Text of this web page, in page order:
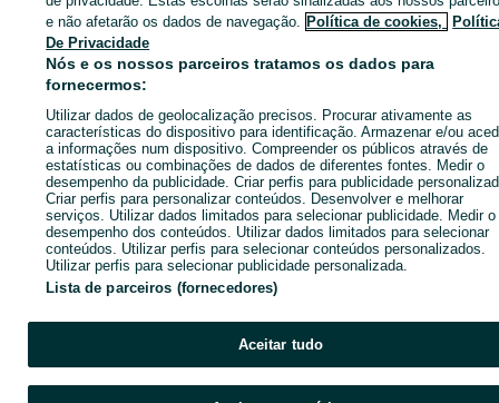
Entrar ou criar conta
Ligar / SMS Enviar mensagem
e não afetarão os dados de navegação. Política de cookies,
De Privacidade
Nós e os nossos parceiros tratamos os dados para
fornecermos:
Utilizar dados de geolocalização precisos. Procurar ativamente as
características do dispositivo para identificação. Armazenar e/ou
a informações num dispositivo. Compreender os públicos através de
estatísticas ou combinações de dados de diferentes fontes. Medir o
desempenho da publicidade. Criar perfis para publicidade
Criar perfis para personalizar conteúdos. Desenvolver e melhorar
serviços. Utilizar dados limitados para selecionar publicidade. Medir o
desempenho dos conteúdos. Utilizar dados limitados para selecionar
conteúdos. Utilizar perfis para selecionar conteúdos personalizados.
Utilizar perfis para selecionar publicidade personalizada.
Lista de parceiros (fornecedores)
Aceitar tudo